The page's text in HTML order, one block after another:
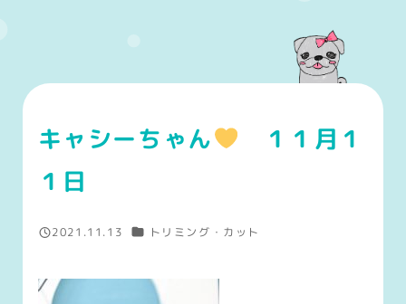
キャシーちゃん
１１月１
１日
投稿日
2021.11.13 カテゴリー
トリミング・カット